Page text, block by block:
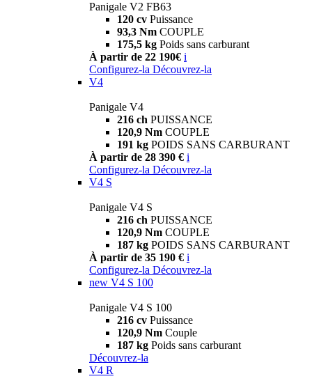
Panigale V2 FB63
120 cv Puissance
93,3 Nm COUPLE
175,5 kg Poids sans carburant
À partir de 22 190€ i
Configurez-la Découvrez-la
V4
Panigale V4
216 ch PUISSANCE
120,9 Nm COUPLE
191 kg POIDS SANS CARBURANT
À partir de 28 390 € i
Configurez-la Découvrez-la
V4 S
Panigale V4 S
216 ch PUISSANCE
120,9 Nm COUPLE
187 kg POIDS SANS CARBURANT
À partir de 35 190 € i
Configurez-la Découvrez-la
new V4 S 100
Panigale V4 S 100
216 cv Puissance
120,9 Nm Couple
187 kg Poids sans carburant
Découvrez-la
V4 R